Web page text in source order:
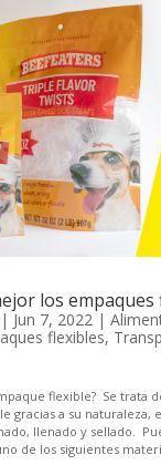
los empaques
| Jun 7, 2022|
flexibles,
flexible? Se trata
gracias a su naturaleza,
llenado y sellado.
de los siguientes